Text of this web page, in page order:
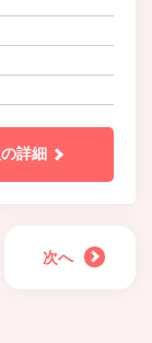
詳細
次へ